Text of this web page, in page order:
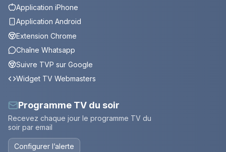
Application iPhone
Application Android
Extension Chrome
Chaîne Whatsapp
Suivre TVP sur Google
Widget TV Webmasters
Programme TV du soir
Recevez chaque jour le programme TV du
soir par email
Configurer l’alerte